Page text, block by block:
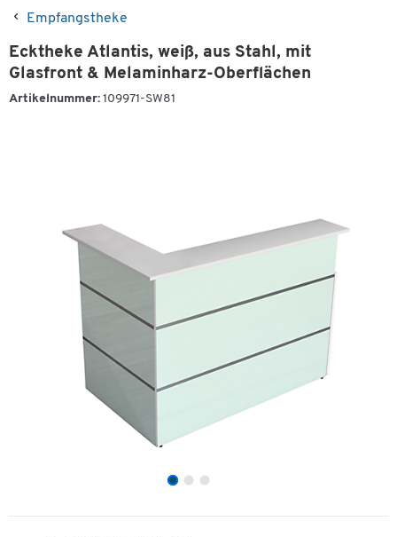
Empfangstheke
Ecktheke Atlantis, weiß, aus Stahl, mit
Glasfront & Melaminharz-Oberflächen
Artikelnummer: 109971-SW81